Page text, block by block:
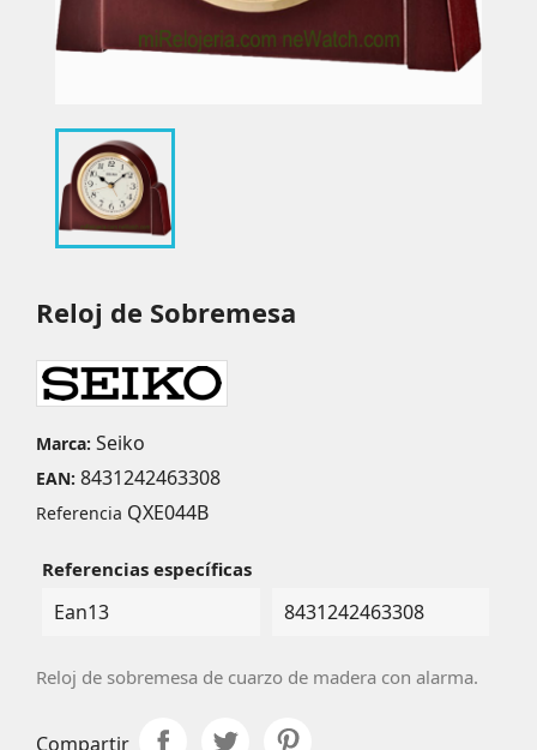
Reloj de Sobremesa
Marca: Seiko
EAN: 8431242463308
Referencia QXE044B
Referencias específicas
Ean13 8431242463308
Reloj de sobremesa de cuarzo de madera con alarma.
Compartir